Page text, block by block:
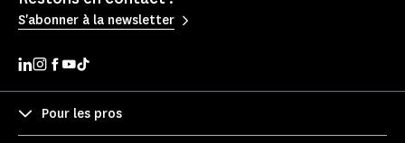
S'abonner à la newsletter
Pour les pros